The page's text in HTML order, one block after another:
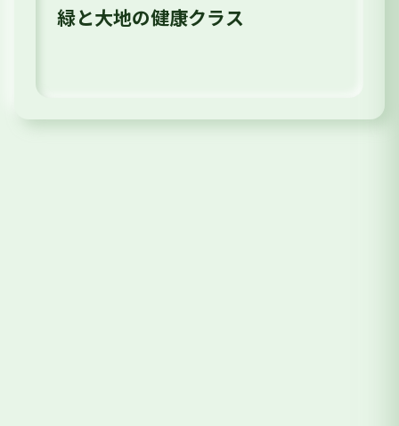
緑と大地の健康クラス